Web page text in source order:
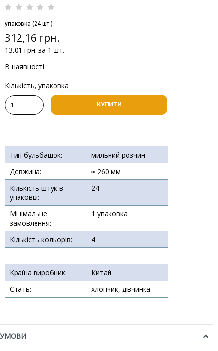
упаковка (24 шт.)
312,16 грн.
13,01 грн. за 1 шт.
В наявності
Кількість, упаковка
КУПИТИ
Тип бульбашок:
мильний розчин
Довжина:
≈ 260 мм
Кількість штук в
упаковці:
24
Мінімальне
замовлення:
1 упаковка
Кількість кольорів: 4
Країна виробник:
Китай
Стать:
хлопчик, дівчинка
УМОВИ